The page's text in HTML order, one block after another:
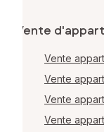
Vente
Vente
Vente
Vente
Vente